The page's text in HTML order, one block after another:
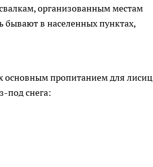
организованным местам
в населенных пунктах,
основным пропитанием для лисиц
под снега: